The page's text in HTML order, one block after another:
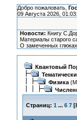
Добро пожаловать,
09 Августа 2026,
Новости: Книгу
Материалы старого
О замеченных
Квантовый
Физика
Страниц: 1 ... 6 7[